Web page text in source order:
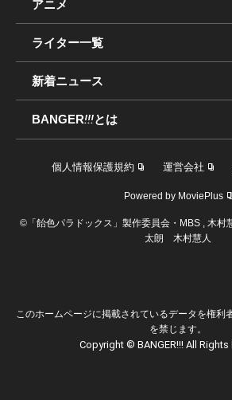
アニメ
ライター一覧
新着ニュース
BANGER!!!とは
個人情報保護規約 運営会社
Powered by MoviePlus
©「飴色パラドックス」製作委員会・MBS , 木村
太朗 木村慧人
このホームページに掲載されているデータを権利
を禁じます。
Copyright © BANGER!!! All Rights